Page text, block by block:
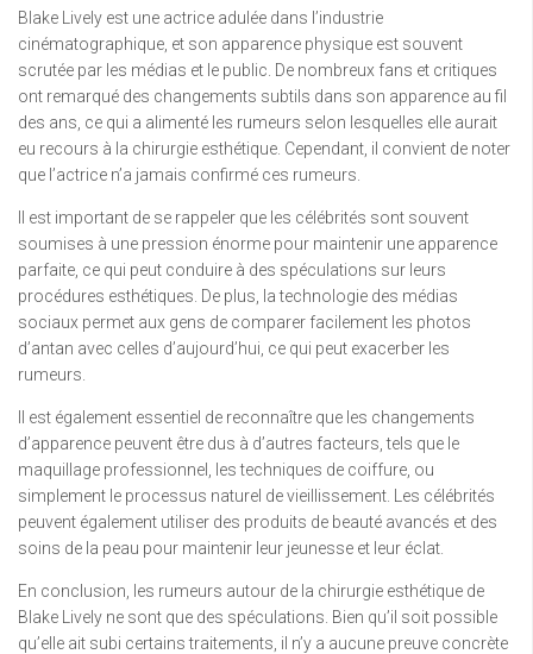
Blake Lively est une actrice adulée dans l’industrie
cinématographique, et son apparence physique est souvent
scrutée par les médias et le public. De nombreux fans et critiques
ont remarqué des changements subtils dans son apparence au fil
des ans, ce qui a alimenté les rumeurs selon lesquelles elle aurait
eu recours à la chirurgie esthétique. Cependant, il convient de noter
que l’actrice n’a jamais confirmé ces rumeurs.
Il est important de se rappeler que les célébrités sont souvent
soumises à une pression énorme pour maintenir une apparence
parfaite, ce qui peut conduire à des spéculations sur leurs
procédures esthétiques. De plus, la technologie des médias
sociaux permet aux gens de comparer facilement les photos
d’antan avec celles d’aujourd’hui, ce qui peut exacerber les
rumeurs.
Il est également essentiel de reconnaître que les changements
d’apparence peuvent être dus à d’autres facteurs, tels que le
maquillage professionnel, les techniques de coiffure, ou
simplement le processus naturel de vieillissement. Les célébrités
peuvent également utiliser des produits de beauté avancés et des
soins de la peau pour maintenir leur jeunesse et leur éclat.
En conclusion, les rumeurs autour de la chirurgie esthétique de
Blake Lively ne sont que des spéculations. Bien qu’il soit possible
qu’elle ait subi certains traitements, il n’y a aucune preuve concrète